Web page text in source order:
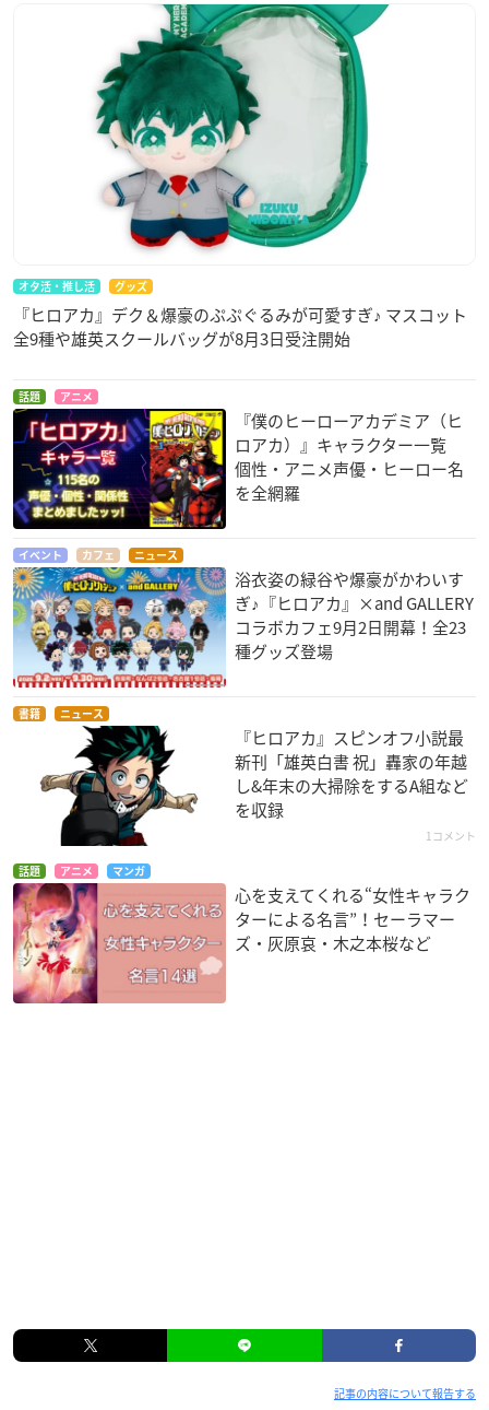
オタ活・推し活 グッズ
『ヒロアカ』デク＆爆豪のぷぷぐるみが可愛すぎ♪ マスコット
全9種や雄英スクールバッグが8月3日受注開始
話題 アニメ
『僕のヒーローアカデミア（ヒ
ロアカ）』キャラクター一覧
個性・アニメ声優・ヒーロー名
を全網羅
イベント カフェ ニュース
浴衣姿の緑谷や爆豪がかわいす
ぎ♪『ヒロアカ』×and GALLERY
コラボカフェ9月2日開幕！全23
種グッズ登場
書籍 ニュース
『ヒロアカ』スピンオフ小説最
新刊「雄英白書 祝」轟家の年越
し&年末の大掃除をするA組など
を収録
1コメント
話題 アニメ マンガ
心を支えてくれる“女性キャラク
ターによる名言”！セーラマー
ズ・灰原哀・木之本桜など
記事の内容について報告する